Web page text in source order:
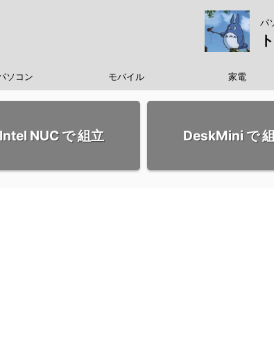
パ
ソコン モバイル 家電
Intel NUC で 組立 DeskMini で